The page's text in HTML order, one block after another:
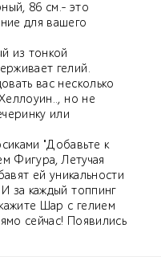
86 см.- это
для вашего
из тонкой
гелий.
вас несколько
но не
или
"Добавьте к
Фигура, Летучая
ей уникальности
за каждый топпинг
Шар с гелием
сейчас! Появились